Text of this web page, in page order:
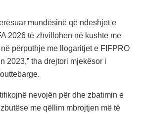
mundësinë që ndeshjet e
2026 të zhvillohen në kushte me
përputhje me llogaritjet e FIFPRO
2023,” tha drejtori mjekësor i
nevojën për dhe zbatimin e
me qëllim mbrojtjen më të